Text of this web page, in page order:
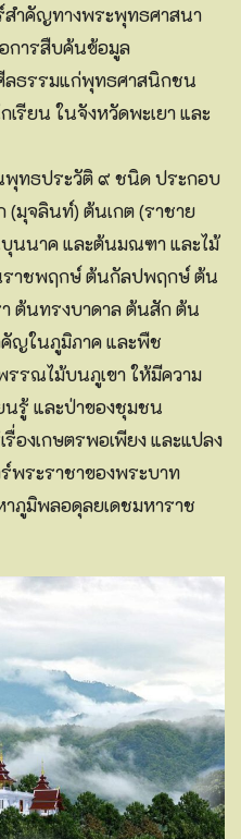
ำคัญทางพระพุทธศาสนา
การสืบค้นข้อมูล
ลธรรมแก่พุทธศาสนิกชน
รียน ในจังหวัดพะเยา และ
ทธประวัติ ๙ ชนิด ประกอบ
มุจลินท์) ต้นเกต (ราชาย
นนาค และต้นมณฑา และไม้
ราชพฤกษ์ ต้นกัลปพฤกษ์ ต้น
ต้นทรงบาดาล ต้นสัก ต้น
ญในภูมิภาค และพืช
รณไม้บนภูเขา ให้มีความ
นรู้ และป่าของชุมชน
องเกษตรพอเพียง และแปลง
พระราชาของพระบาท
ภูมิพลอดุลยเดชมหาราช